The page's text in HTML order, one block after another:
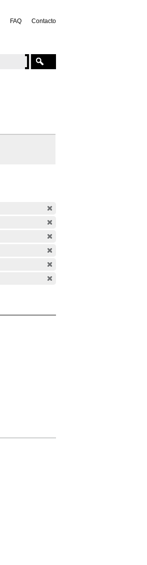
FAQ Contacto